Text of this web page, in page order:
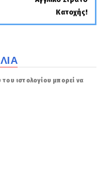
Κατοχής!
ιστολογίου μπορεί να